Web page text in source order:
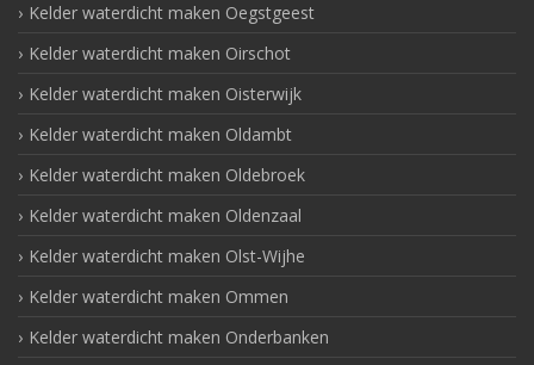
Kelder waterdicht maken Oegstgeest
Kelder waterdicht maken Oirschot
Kelder waterdicht maken Oisterwijk
Kelder waterdicht maken Oldambt
Kelder waterdicht maken Oldebroek
Kelder waterdicht maken Oldenzaal
Kelder waterdicht maken Olst-Wijhe
Kelder waterdicht maken Ommen
Kelder waterdicht maken Onderbanken